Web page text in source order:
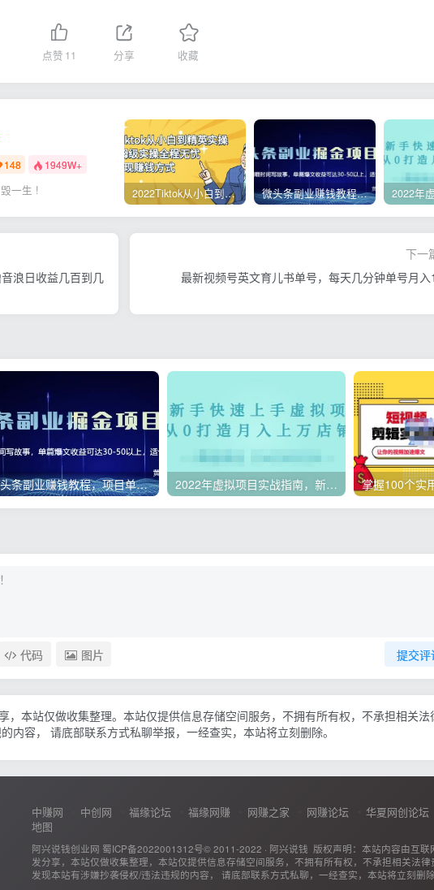
点赞 11 分享 收藏
148 1949W+
一生 ! 2022Tiktok从小白到精英实操，0-1保姆级实操全程无忧，多种变现赚钱方式 微头条副业赚钱教程，项目单号单天做到50-100+收益
浪日收益几百到几
下一
最新视频号英文育儿书单号，每天几分钟单号月入
微头条副业赚钱教程，项目单号单天做到50-100+收益 2022年虚拟项目实战指南，新手从0打造月入上万店铺【视频课程】
提交评
代码 图片
，本站仅做收集整理。本站仅提供信息存储空间服务，不拥有所有权，不承担相关法
内容， 请底部联系方式私聊举报，一经查实，本站将立刻删除。
中赚网 中创网 福缘论坛 福缘网赚 网赚之家 网赚论坛 华夏网创论坛
地图
阿兴说钱创业网 蜀ICP备2022001312号© 2011-2022 · 阿兴说钱 版权声明：本站内容由互联
发分享，本站仅做收集整理，本站仅提供信息存储空间服务，不拥有所有权，不承担相关法律
发现本站有涉嫌抄袭侵权/违法违规的内容， 请底部联系方式私聊，一经查实，本站将立刻删除